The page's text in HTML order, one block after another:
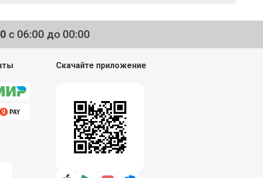
с 06:00 до 00:00
Скачайте приложение